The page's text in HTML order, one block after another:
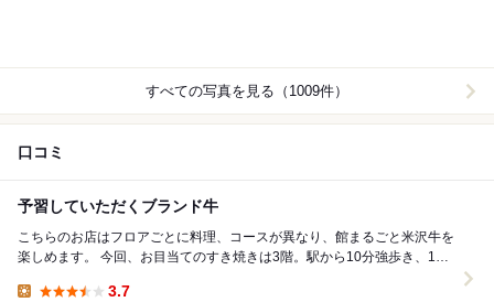
すべての写真を見る（1009件）
口コミ
予習していただくブランド牛
こちらのお店はフロアごとに料理、コースが異なり、館まるごと米沢牛を
楽しめます。 今回、お目当てのすき焼きは3階。駅から10分強歩き、1階
3.7